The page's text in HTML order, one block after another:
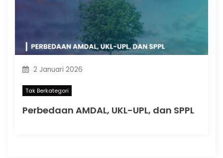
2 Januari 2026
Tak Berkategori
Perbedaan AMDAL, UKL-UPL, dan SPPL